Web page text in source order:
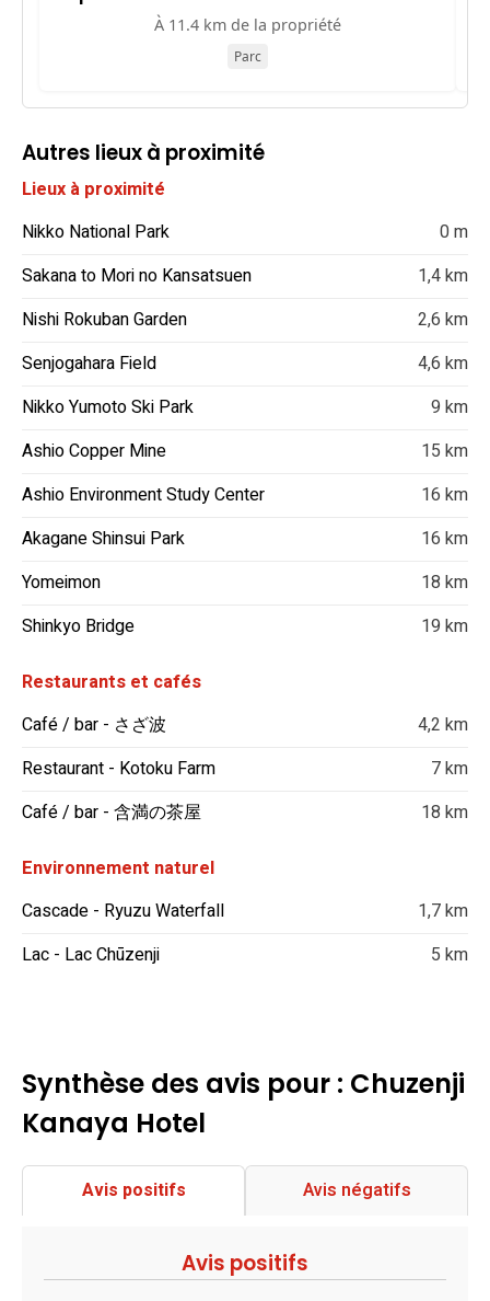
À 11.4 km de la propriété
Parc
Autres lieux à proximité
Lieux à proximité
Nikko National Park
0 m
Sakana to Mori no Kansatsuen
1,4 km
Nishi Rokuban Garden
2,6 km
Senjogahara Field
4,6 km
Nikko Yumoto Ski Park
9 km
Ashio Copper Mine
15 km
Ashio Environment Study Center
16 km
Akagane Shinsui Park
16 km
Yomeimon
18 km
Shinkyo Bridge
19 km
Restaurants et cafés
Café / bar - さざ波
4,2 km
Restaurant - Kotoku Farm
7 km
Café / bar - 含満の茶屋
18 km
Environnement naturel
Cascade - Ryuzu Waterfall
1,7 km
Lac - Lac Chūzenji
5 km
Synthèse des avis pour : Chuzenji
Kanaya Hotel
Avis positifs Avis négatifs
Avis positifs